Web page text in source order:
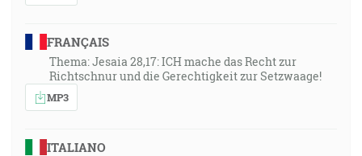
FRANÇAIS
Thema: Jesaia 28,17: ICH mache das Recht zur
Richtschnur und die Gerechtigkeit zur Setzwaage!
MP3
ITALIANO